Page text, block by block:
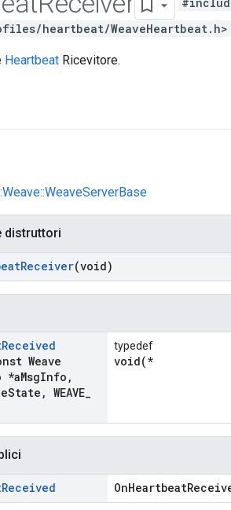
heartbeat/WeaveHeartbeat.h>
Heartbeat Ricevitore.
distruttori
Receiver(void)
Received
Weave
*aMsgInfo ,
State , WEAVE
typedef
void(*
Received